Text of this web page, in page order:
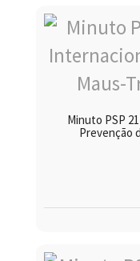
Minuto PSP
Prevenção